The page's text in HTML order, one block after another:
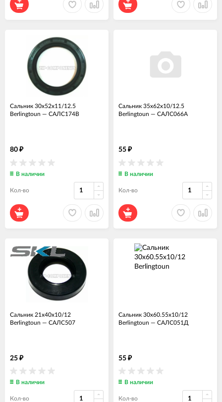
Сальник 30x52x11/12.5
Berlingtoun — САЛС174В
80 ₽
В наличии
Кол-во
Сальник 35x62x10/12.5
Berlingtoun — САЛС066А
55 ₽
В наличии
Кол-во
Сальник 21x40x10/12
Berlingtoun — САЛС507
25 ₽
В наличии
Кол-во
Сальник 30x60.55x10/12
Berlingtoun — САЛС051Д
55 ₽
В наличии
Кол-во